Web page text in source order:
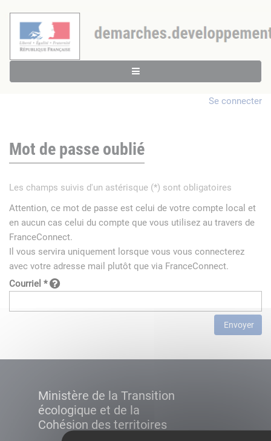
Se connecter
Mot de passe oublié
Les champs suivis d'un astérisque (*) sont obligatoires
Attention, ce mot de passe est celui de votre compte local et
en aucun cas celui du compte que vous utilisez au travers de
FranceConnect.
Il vous servira uniquement lorsque vous vous connecterez
avec votre adresse mail plutôt que via FranceConnect.
Courriel *
Envoyer
Ministère de la Transition
écologique et de la
Cohésion des territoires